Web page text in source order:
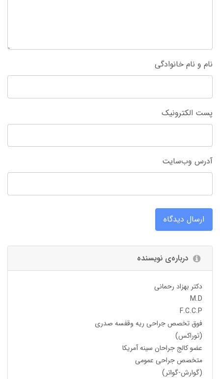
نام و نام خانوادگی
پست الکترونیک
آدرس وب‌سایت
ارسال دیدگاه
درباره‌ی نویسنده
دکتر بهزاد رحمانی
M.D
F.C.C.P
فوق تخصص جراحی ریه وقفسه صدری
(توراکس)
عضو کالج جراحان سینه آمریکا
متخصص جراحی عمومی
(گوارش-گواتر)